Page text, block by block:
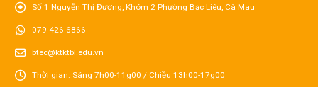
Số 1 Nguyễn Thị Đương, Khóm 2 Phường Bạc Liêu, Cà Mau
079 426 6866
btec@ktktbl.edu.vn
Thời gian: Sáng 7h00-11g00 / Chiều 13h00-17g00